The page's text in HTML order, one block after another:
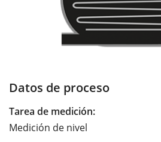
Datos de proceso
Tarea de medición:
Medición de nivel